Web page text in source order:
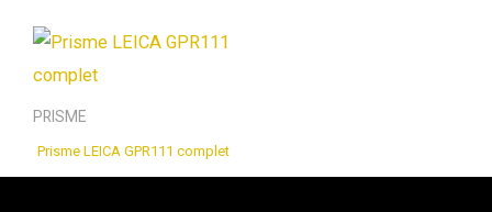
PRISME
Prisme LEICA GPR111 complet